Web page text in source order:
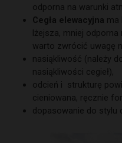
odporna na warunki
Cegła elewacyjna ma
lżejsza, mniej odporna
warto zwrócić uwagę
nasiąkliwość (należy
nasiąkliwości cegieł),
odcień i strukturę
cieniowana, ręcznie
dopasowanie do stylu